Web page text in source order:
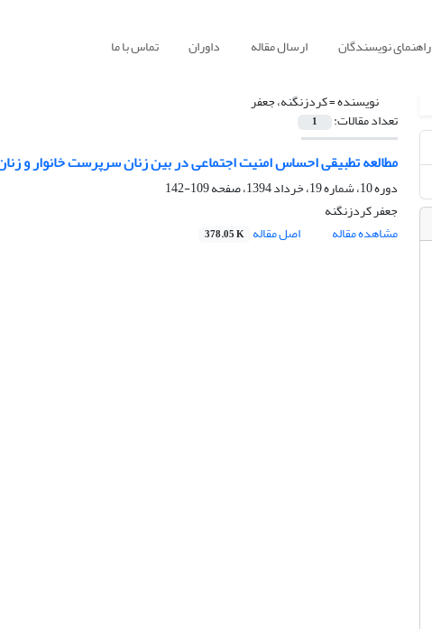
راهنمای نویسندگان ارسال مقاله داوران تماس با ما
نویسنده =کردزنگنه، جعفر
تعداد مقالات: 1
مطالعه تطبیقی احساس امنیت اجتماعی در بین زنان سرپرست خانوار و
دوره 10، شماره 19، خرداد 1394، صفحه
109-142
جعفر کردزنگنه
مشاهده مقاله
اصل مقاله 378.05 K